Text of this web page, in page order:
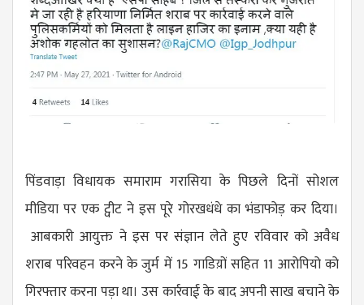
पिंडवाड़ा विधायक समाराम गरासिया के पिछले दिनों सोशल
मीडिया पर एक ट्वीट ने इस पूरे गोरखधंधे का भंडाफोड़ कर दिया।
आबकारी आयुक्त ने इस पर संज्ञान लेते हुए रविवार को अवैध
शराब परिवहन करने के जुर्म में 15 गाडिय़ों सहित 11 आरोपियो को
गिरफ्तार करना पड़ा था। उस कार्रवाई के बाद अपनी साख बचाने के